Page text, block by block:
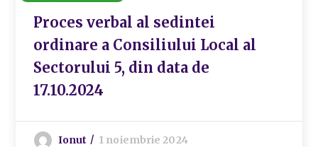
Proces verbal al sedintei
ordinare a Consiliului Local al
Sectorului 5, din data de
17.10.2024
Ionut 1 noiembrie 2024